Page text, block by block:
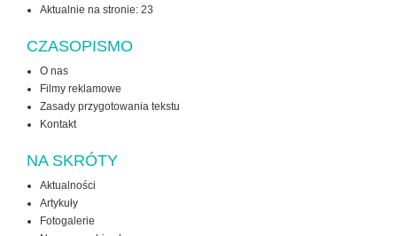
Aktualnie na stronie: 23
CZASOPISMO
O nas
Filmy reklamowe
Zasady przygotowania tekstu
Kontakt
NA SKRÓTY
Aktualności
Artykuły
Fotogalerie